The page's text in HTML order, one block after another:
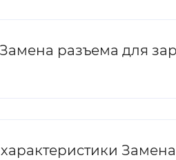
разъема для